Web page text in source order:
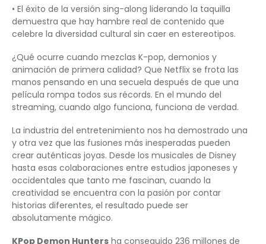
• El éxito de la versión sing-along liderando la taquilla
demuestra que hay hambre real de contenido que
celebre la diversidad cultural sin caer en estereotipos.
¿Qué ocurre cuando mezclas K-pop, demonios y
animación de primera calidad? Que Netflix se frota las
manos pensando en una secuela después de que una
película rompa todos sus récords. En el mundo del
streaming, cuando algo funciona, funciona de verdad.
La industria del entretenimiento nos ha demostrado una
y otra vez que las fusiones más inesperadas pueden
crear auténticas joyas. Desde los musicales de Disney
hasta esas colaboraciones entre estudios japoneses y
occidentales que tanto me fascinan, cuando la
creatividad se encuentra con la pasión por contar
historias diferentes, el resultado puede ser
absolutamente mágico.
KPop Demon Hunters ha conseguido 236 millones de